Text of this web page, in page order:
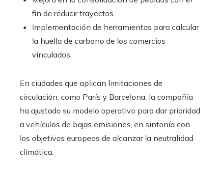
fin de reducir trayectos.
Implementación de herramientas para calcular
la huella de carbono de los comercios
vinculados.
En ciudades que aplican limitaciones de
circulación, como París y Barcelona, la compañía
ha ajustado su modelo operativo para dar prioridad
a vehículos de bajas emisiones, en sintonía con
los objetivos europeos de alcanzar la neutralidad
climática.